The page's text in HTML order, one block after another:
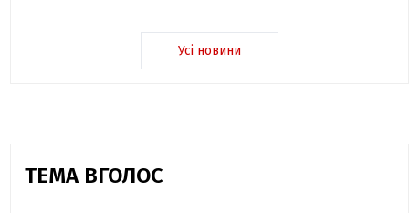
Усі новини
ТЕМА ВГОЛОС